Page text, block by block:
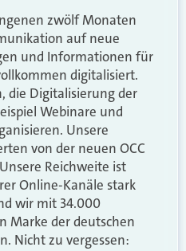
zwölf Monaten
auf neue
und Informationen für
digitalisiert.
die Digitalisierung der
Webinare und
Unsere
von der neuen OCC
Reichweite ist
Online-Kanäle stark
wir mit 34.000
Marke der deutschen
Nicht zu vergessen: